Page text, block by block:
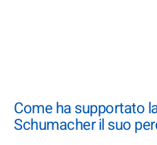
Come ha supportato
Schumacher il suo